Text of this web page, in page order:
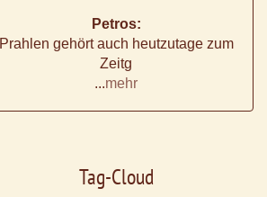
Petros:
Prahlen gehört auch heutzutage zum
Zeitg
...mehr
Tag-Cloud